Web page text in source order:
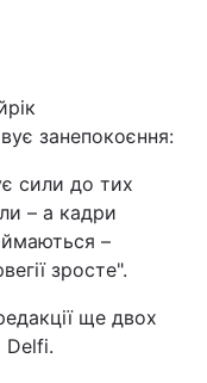
занепокоєння:
сили до тих
– а кадри
–
зросте".
ще двох
Delfi.